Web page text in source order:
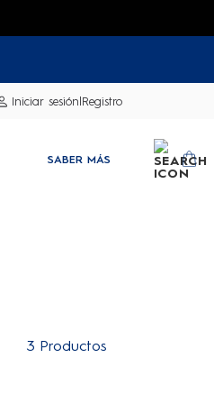
Iniciar sesión|Registro
SABER MÁS SEARCH
3 Productos